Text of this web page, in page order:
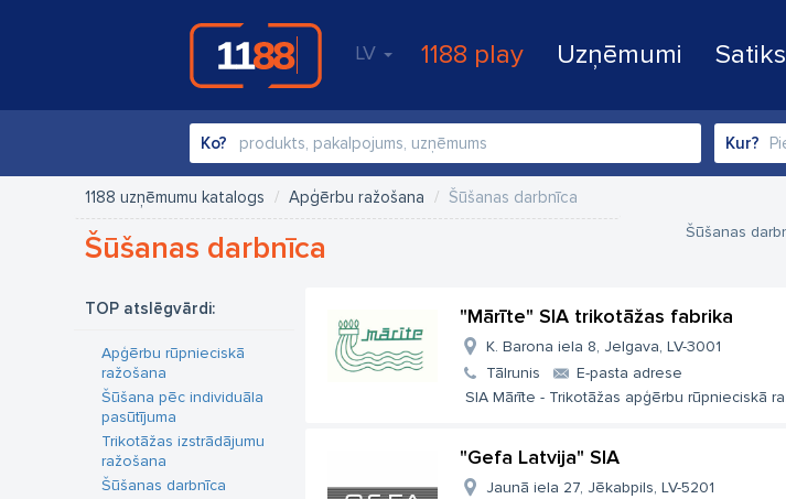
LV 1188 play Uzņēmumi
Ko? Kur?
1188 uzņēmumu katalogs Apģērbu ražošana Šūšanas darbnīca
Šūšanas darbnīca Šūšanas
TOP atslēgvārdi:
Apģērbu rūpnieciskā
ražošana
Šūšana pēc individuāla
pasūtījuma
Trikotāžas izstrādājumu
ražošana
Šūšanas darbnīca
"Mārīte" SIA trikotāžas fabrika
K. Barona iela 8, Jelgava, LV-3001
Tālrunis
E-pasta adrese
SIA Mārīte - Trikotāžas apģērbu rūpnieciskā
"Gefa Latvija" SIA
Jaunā iela 27, Jēkabpils, LV-5201